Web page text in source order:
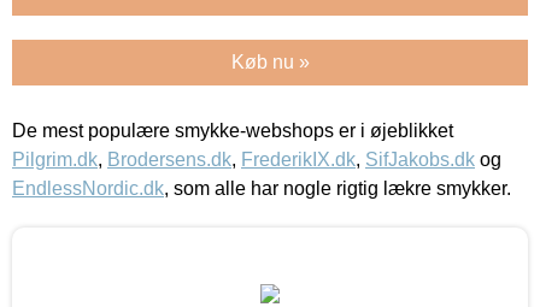
Køb nu »
De mest populære smykke-webshops er i øjeblikket
Pilgrim.dk, Brodersens.dk, FrederikIX.dk, SifJakobs.dk og
EndlessNordic.dk, som alle har nogle rigtig lækre smykker.